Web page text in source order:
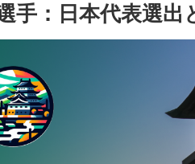
手：日本代表選出